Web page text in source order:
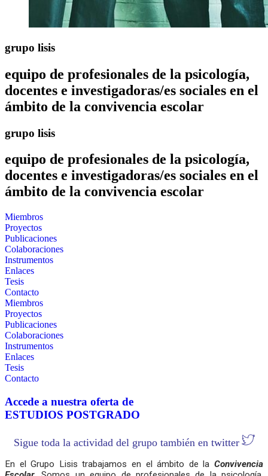
grupo lisis
equipo de profesionales de la psicología,
docentes e investigadoras/es sociales en el
ámbito de la convivencia escolar
grupo lisis
equipo de profesionales de la psicología,
docentes e investigadoras/es sociales en el
ámbito de la convivencia escolar
Miembros
Proyectos
Publicaciones
Colaboraciones
Instrumentos
Enlaces
Tesis
Contacto
Miembros
Proyectos
Publicaciones
Colaboraciones
Instrumentos
Enlaces
Tesis
Contacto
Accede a nuestra oferta de
ESTUDIOS POSTGRADO
Sigue toda la actividad del grupo también en twitter
En el Grupo Lisis trabajamos en el ámbito de la Convivencia